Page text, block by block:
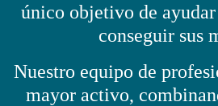
único objetivo de ayudar
conseguir sus
Nuestro equipo de
mayor activo,